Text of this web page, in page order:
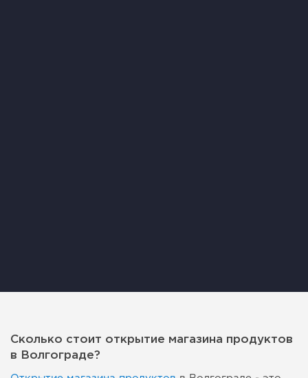
Сколько стоит открытие магазина продуктов
в Волгограде?